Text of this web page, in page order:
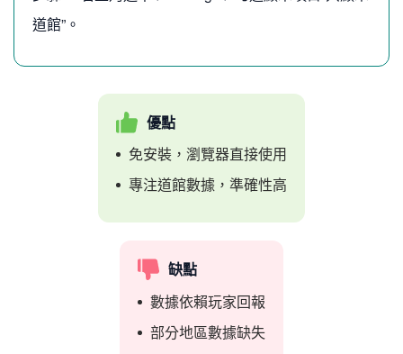
道館”。
優點
免安裝，瀏覽器直接使用
專注道館數據，準確性高
缺點
數據依賴玩家回報
部分地區數據缺失